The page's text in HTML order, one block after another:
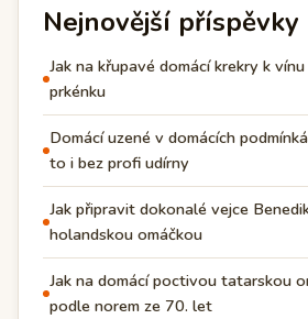
Nejnovější příspěvky
Jak na křupavé domácí krekry k
prkénku
Domácí uzené v domácích
to i bez profi udírny
Jak připravit dokonalé vejce
holandskou omáčkou
Jak na domácí poctivou tatarskou
podle norem ze 70. let